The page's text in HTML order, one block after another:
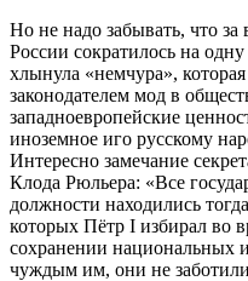
Но не надо забывать, что за
России сократилось на
хлынула «немчура»,
законодателем мод в
западноевропейские
иноземное иго русскому
Интересно замечание
Клода Рюльера: «Все
должности находились
которых Пётр I избирал во
сохранении национальных
чуждым им, они не